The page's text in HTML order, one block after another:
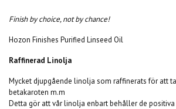
Finish by choice, not by chance!
Hozon Finishes Purified Linseed Oil
Raffinerad Linolja
Mycket djupgående linolja som raffinerats för att
betakaroten m.m
Detta gör att vår linolja enbart behåller de